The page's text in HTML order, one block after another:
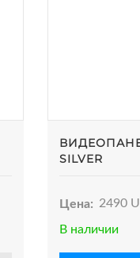
SILVER
Цена: 2490
В наличии